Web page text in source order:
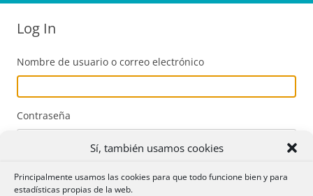
Sí, también usamos cookies
Principalmente usamos las cookies para que todo funcione bien y para
estadísticas propias de la web.
Log In
Nombre de usuario o correo electrónico
Contraseña